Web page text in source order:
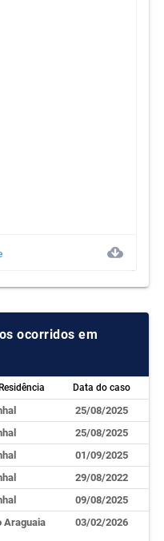
ocorridos em
Data do caso
25/08/2025
25/08/2025
01/09/2025
29/08/2022
09/08/2025
Araguaia 03/02/2026